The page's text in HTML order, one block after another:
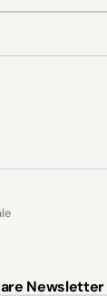
Newsletter